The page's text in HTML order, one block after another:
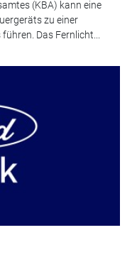
(KBA) kann eine
zu einer
Das Fernlicht...